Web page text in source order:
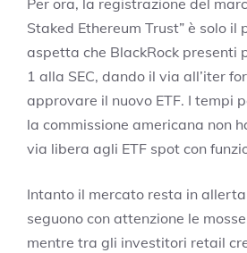
Per ora, la registrazione del
Staked Ethereum Trust” è solo il
aspetta che BlackRock presenti
1 alla SEC, dando il via all’iter
approvare il nuovo ETF. I tempi
la commissione americana non
via libera agli ETF spot con
Intanto il mercato resta in
seguono con attenzione le
mentre tra gli investitori retail